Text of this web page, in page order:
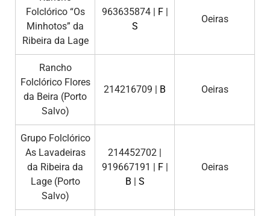
Folclórico “Os
Minhotos” da
Ribeira da Lage
963635874 | F|
S
Oeiras
Rancho
Folclórico Flores
da Beira (Porto
Salvo)
214216709 | B Oeiras
Grupo Folclórico
As Lavadeiras
da Ribeira da
Lage (Porto
Salvo)
214452702 |
919667191 | F|
B | S
Oeiras